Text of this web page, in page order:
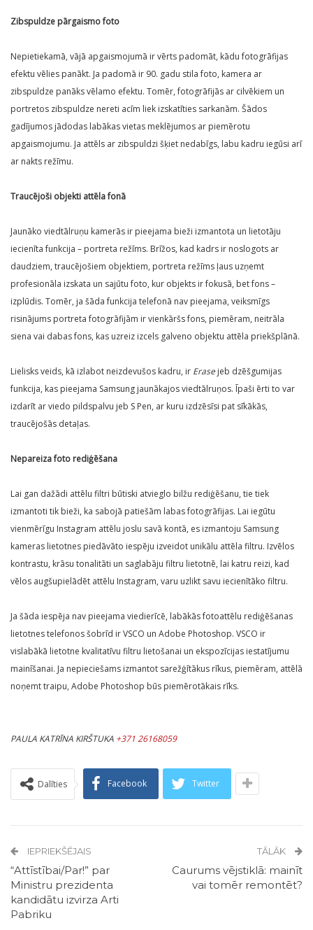
Zibspuldze pārgaismo foto
Nepietiekamā, vājā apgaismojumā ir vērts padomāt, kādu fotogrāfijas
efektu vēlies panākt. Ja padomā ir 90. gadu stila foto, kamera ar
zibspuldze panāks vēlamo efektu. Tomēr, fotogrāfijās ar cilvēkiem un
portretos zibspuldze nereti acīm liek izskatīties sarkanām. Šādos
gadījumos jādodas labākas vietas meklējumos ar piemērotu
apgaismojumu. Ja attēls ar zibspuldzi šķiet nedabīgs, labu kadru iegūsi arī
ar nakts režīmu.
Traucējoši objekti attēla fonā
Jaunāko viedtālruņu kamerās ir pieejama bieži izmantota un lietotāju
iecienīta funkcija – portreta režīms. Brīžos, kad kadrs ir noslogots ar
daudziem, traucējošiem objektiem, portreta režīms ļaus uzņemt
profesionāla izskata un sajūtu foto, kur objekts ir fokusā, bet fons –
izplūdis. Tomēr, ja šāda funkcija telefonā nav pieejama, veiksmīgs
risinājums portreta fotogrāfijām ir vienkāršs fons, piemēram, neitrāla
siena vai dabas fons, kas uzreiz izcels galveno objektu attēla priekšplānā.
Lielisks veids, kā izlabot neizdevušos kadru, ir Erase jeb dzēšgumijas
funkcija, kas pieejama Samsung jaunākajos viedtālruņos. Īpaši ērti to var
izdarīt ar viedo pildspalvu jeb S Pen, ar kuru izdzēsīsi pat sīkākās,
traucējošās detaļas.
Nepareiza foto rediģēšana
Lai gan dažādi attēlu filtri būtiski atvieglo bilžu rediģēšanu, tie tiek
izmantoti tik bieži, ka sabojā patiešām labas fotogrāfijas. Lai iegūtu
vienmērīgu Instagram attēlu joslu savā kontā, es izmantoju Samsung
kameras lietotnes piedāvāto iespēju izveidot unikālu attēla filtru. Izvēlos
kontrastu, krāsu tonalitāti un saglabāju filtru lietotnē, lai katru reizi, kad
vēlos augšupielādēt attēlu Instagram, varu uzlikt savu iecienītāko filtru.
Ja šāda iespēja nav pieejama viedierīcē, labākās fotoattēlu rediģēšanas
lietotnes telefonos šobrīd ir VSCO un Adobe Photoshop. VSCO ir
vislabākā lietotne kvalitatīvu filtru lietošanai un ekspozīcijas iestatījumu
mainīšanai. Ja nepieciešams izmantot sarežģītākus rīkus, piemēram, attēlā
noņemt traipu, Adobe Photoshop būs piemērotākais rīks.
PAULA KATRĪNA KIRŠTUKA +371 26168059
Dalīties Facebook Twitter
IEPRIEKŠĒJAIS
“Attīstībai/Par!” par
Ministru prezidenta
kandidātu izvirza Arti
Pabriku
TĀLĀK
Caurums vējstiklā: mainīt
vai tomēr remontēt?